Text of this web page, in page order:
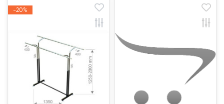
-20%
-20%